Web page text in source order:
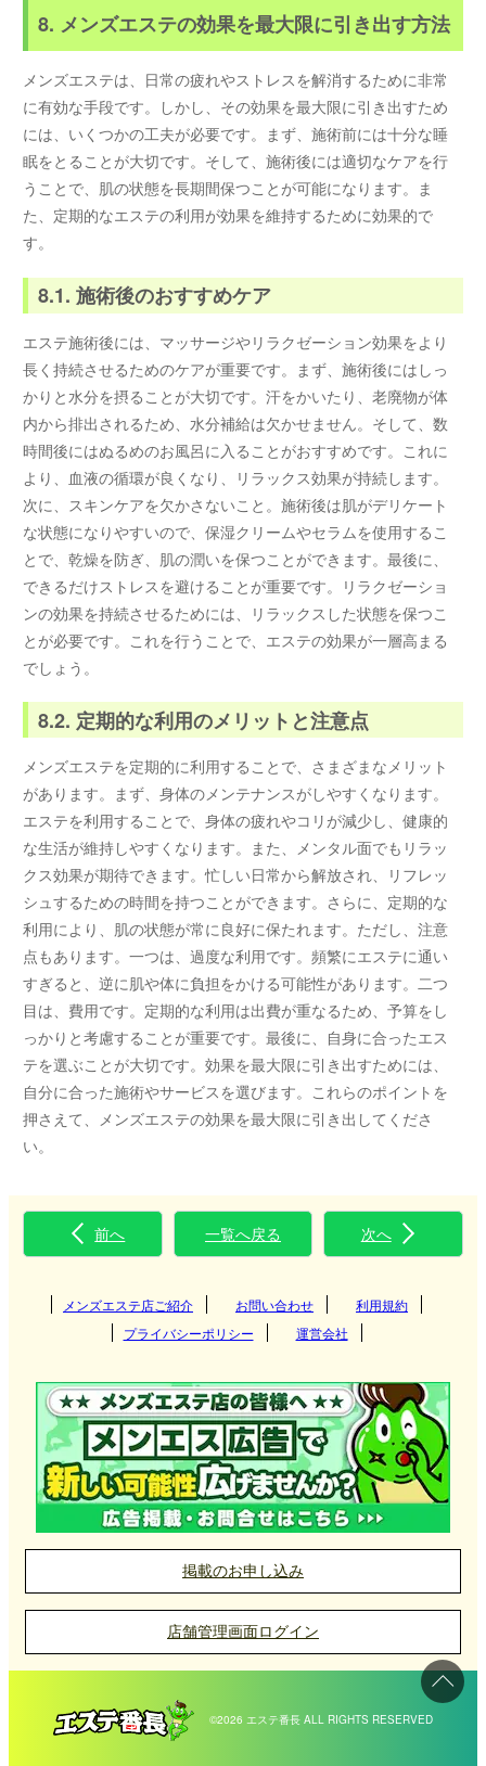
8. メンズエステの効果を最大限に引き出す方法
メンズエステは、日常の疲れやストレスを解消するために非常
に有効な手段です。しかし、その効果を最大限に引き出すため
には、いくつかの工夫が必要です。まず、施術前には十分な睡
眠をとることが大切です。そして、施術後には適切なケアを行
うことで、肌の状態を長期間保つことが可能になります。ま
た、定期的なエステの利用が効果を維持するために効果的で
す。
8.1. 施術後のおすすめケア
エステ施術後には、マッサージやリラクゼーション効果をより
長く持続させるためのケアが重要です。まず、施術後にはしっ
かりと水分を摂ることが大切です。汗をかいたり、老廃物が体
内から排出されるため、水分補給は欠かせません。そして、数
時間後にはぬるめのお風呂に入ることがおすすめです。これに
より、血液の循環が良くなり、リラックス効果が持続します。
次に、スキンケアを欠かさないこと。施術後は肌がデリケート
な状態になりやすいので、保湿クリームやセラムを使用するこ
とで、乾燥を防ぎ、肌の潤いを保つことができます。最後に、
できるだけストレスを避けることが重要です。リラクゼーショ
ンの効果を持続させるためには、リラックスした状態を保つこ
とが必要です。これを行うことで、エステの効果が一層高まる
でしょう。
8.2. 定期的な利用のメリットと注意点
メンズエステを定期的に利用することで、さまざまなメリット
があります。まず、身体のメンテナンスがしやすくなります。
エステを利用することで、身体の疲れやコリが減少し、健康的
な生活が維持しやすくなります。また、メンタル面でもリラッ
クス効果が期待できます。忙しい日常から解放され、リフレッ
シュするための時間を持つことができます。さらに、定期的な
利用により、肌の状態が常に良好に保たれます。ただし、注意
点もあります。一つは、過度な利用です。頻繁にエステに通い
すぎると、逆に肌や体に負担をかける可能性があります。二つ
目は、費用です。定期的な利用は出費が重なるため、予算をし
っかりと考慮することが重要です。最後に、自身に合ったエス
テを選ぶことが大切です。効果を最大限に引き出すためには、
自分に合った施術やサービスを選びます。これらのポイントを
押さえて、メンズエステの効果を最大限に引き出してくださ
い。
前へ 一覧へ戻る 次へ
メンズエステ店ご紹介 お問い合わせ
利用規約
プライバシーポリシー
運営会社
掲載のお申し込み
店舗管理画面ログイン
©2026 エステ番長 ALL RIGHTS RESERVED